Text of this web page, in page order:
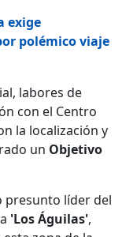
exige
polémico viaje
labores de
con el Centro
la localización y
un Objetivo
presunto líder del
'Los Águilas',